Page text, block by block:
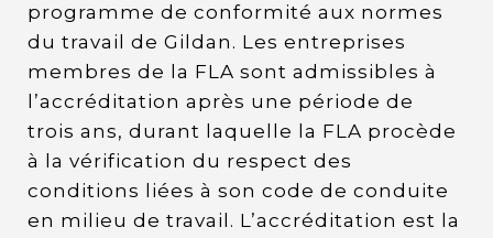
programme de conformité aux normes
du travail de Gildan. Les entreprises
membres de la FLA sont admissibles à
l’accréditation après une période de
trois ans, durant laquelle la FLA procède
à la vérification du respect des
conditions liées à son code de conduite
en milieu de travail. L’accréditation est la